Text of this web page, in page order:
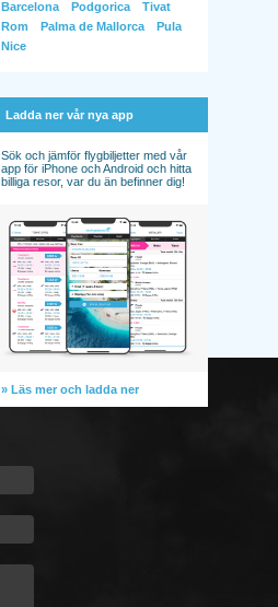
Barcelona Podgorica
Tivat
Rom
Palma de Mallorca
Pula
Nice
Ladda ner vår nya app
Sök och jämför flygbiljetter med vår
app för iPhone och Android och hitta
billiga resor, var du än befinner dig!
» Läs mer och ladda ner